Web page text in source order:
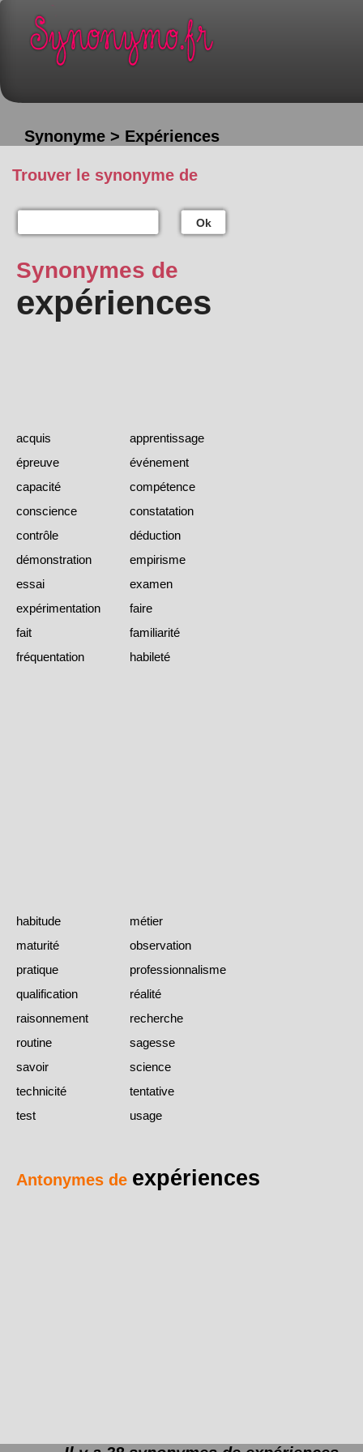
Synonyme > Expériences
Trouver le synonyme de
Ok
Synonymes de
expériences
acquis
apprentissage
épreuve
événement
capacité
compétence
conscience
constatation
contrôle
déduction
démonstration
empirisme
essai
examen
expérimentation
faire
fait
familiarité
fréquentation
habileté
habitude
métier
maturité
observation
pratique
professionnalisme
qualification
réalité
raisonnement
recherche
routine
sagesse
savoir
science
technicité
tentative
test
usage
Antonymes de expériences